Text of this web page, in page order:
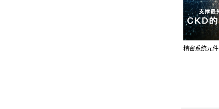
精密系统元件